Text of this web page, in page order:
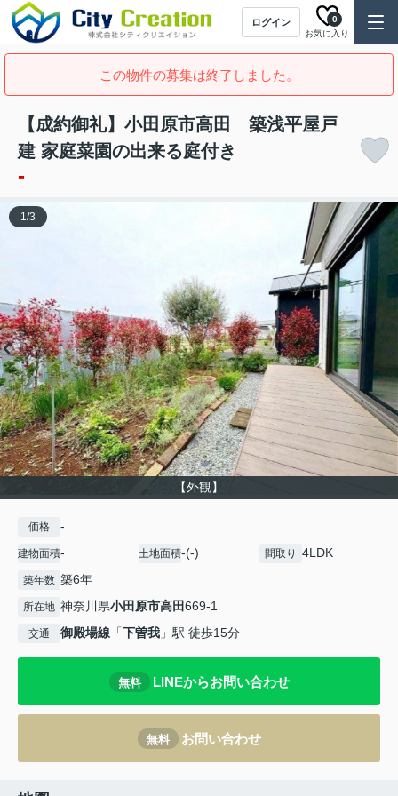
ログイン
お気に入り
0
この物件の募集は終了しました。
【成約御礼】小田原市高田 築浅平屋戸
建 家庭菜園の出来る庭付き
-
【外観】
1/3
価格 -
建物面積- 土地面積-(-) 間取り 4LDK
築年数 築6年
所在地 神奈川県小田原市高田669-1
交通 御殿場線 「下曽我 」駅 徒歩15分
無料 LINEからお問い合わせ
無料 お問い合わせ